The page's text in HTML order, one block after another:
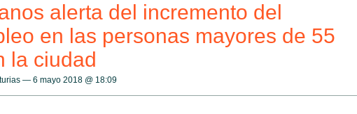
alerta del incremento del
en las personas mayores de 55
la ciudad
— 6 mayo 2018 @ 18:09